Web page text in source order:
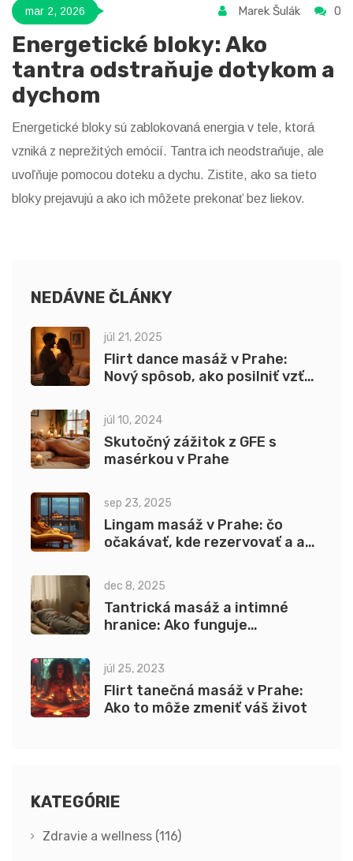
mar 2, 2026 Marek Šulák 0
Energetické bloky: Ako
tantra odstraňuje dotykom a
dychom
Energetické bloky sú zablokovaná energia v tele, ktorá
vzniká z neprežitých emócií. Tantra ich neodstraňuje, ale
uvoľňuje pomocou doteku a dychu. Zistite, ako sa tieto
bloky prejavujú a ako ich môžete prekonať bez liekov.
NEDÁVNE ČLÁNKY
júl 21, 2025
Flirt dance masáž v Prahe:
Nový spôsob, ako posilniť vzťah
júl 10, 2024
Skutočný zážitok z GFE s
masérkou v Prahe
sep 23, 2025
Lingam masáž v Prahe: čo
očakávať, kde rezervovať a aké
dec 8, 2025
Tantrická masáž a intimné
hranice: Ako funguje
júl 25, 2023
Flirt tanečná masáž v Prahe:
Ako to môže zmeniť váš život
KATEGÓRIE
Zdravie a wellness (116)